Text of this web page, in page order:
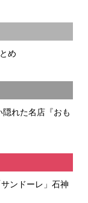
め
隠れた名店『おも
ンドーレ」石神